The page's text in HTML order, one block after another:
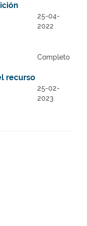
25-04-
2022
Completo
recurso
25-02-
2023